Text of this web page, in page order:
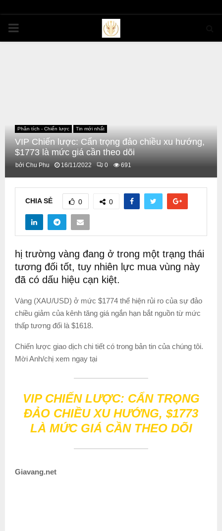
PRIMARY
Phân tích - Chiến lược Tin mới nhất
VIP Chiến lược: Cẩn trọng đảo chiều xu hướng,
$1773 là mức giá cần theo dõi
bởi Chu Phu 16/11/2022 0 691
CHIA SẺ 0 0
hị trường vàng đang ở trong một trạng thái
tương đối tốt, tuy nhiên lực mua vùng này
đã có dấu hiệu cạn kiệt.
Vàng (XAU/USD) ở mức $1774 thể hiện rủi ro của sự đảo
chiều giảm của kênh tăng giá ngắn hạn bắt nguồn từ mức
thấp tương đối là $1618.
Chiến lược giao dịch chi tiết có trong bản tin của chúng tôi.
Mời Anh/chị xem ngay tại
VIP CHIẾN LƯỢC: CẨN TRỌNG
ĐẢO CHIỀU XU HƯỚNG, $1773
LÀ MỨC GIÁ CẦN THEO DÕI
Giavang.net